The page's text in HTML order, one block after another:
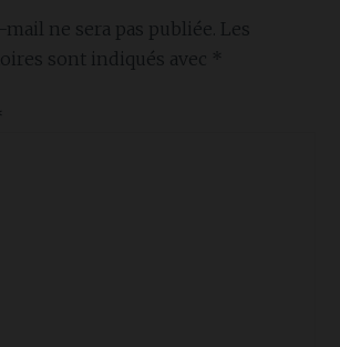
ne sera pas publiée. Les
sont indiqués avec *